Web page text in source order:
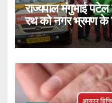
राज्यपाल मंगुभाई
रथ को नगर भ्रमण के